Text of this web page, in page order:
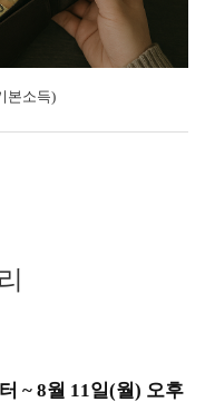
본소득)
~ 8월 11일(월) 오후